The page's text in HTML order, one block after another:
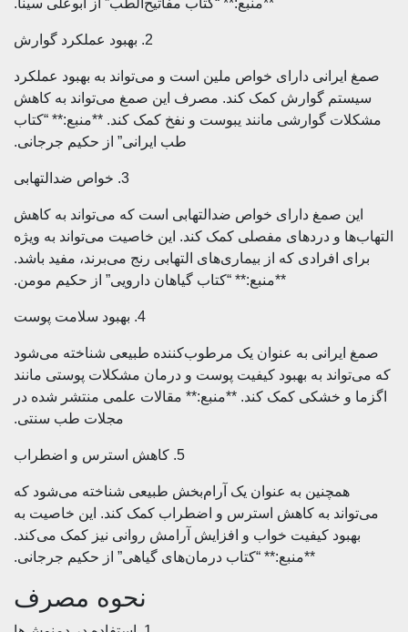
**منبع:** “کتاب مفاتیح‌الطب” از ابوعلی سینا.
دارای خواص ملین است و می‌تواند به بهبود عملکرد
گوارش کمک کند. مصرف این صمغ می‌تواند به کاهش
گوارشی مانند یبوست و نفخ کمک کند. **منبع:** “کتاب
طب ایرانی” از حکیم جرجانی.
صمغ دارای خواص ضدالتهابی است که می‌تواند به کاهش
و دردهای مفصلی کمک کند. این خاصیت می‌تواند به ویژه
افرادی که از بیماری‌های التهابی رنج می‌برند، مفید باشد.
**منبع:** “کتاب گیاهان دارویی” از حکیم مومن.
به عنوان یک مرطوب‌کننده طبیعی شناخته می‌شود
به بهبود کیفیت پوست و درمان مشکلات پوستی مانند
و خشکی کمک کند. **منبع:** مقالات علمی منتشر شده در
مجلات طب سنتی.
همچنین به عنوان یک آرام‌بخش طبیعی شناخته می‌شود که
به کاهش استرس و اضطراب کمک کند. این خاصیت به
کیفیت خواب و افزایش آرامش روانی نیز کمک می‌کند.
**منبع:** “کتاب درمان‌های گیاهی” از حکیم جرجانی.
نحوه مصرف